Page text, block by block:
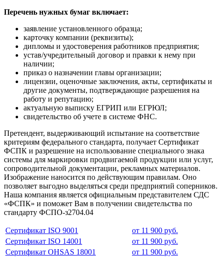
Перечень нужных бумаг включает:
заявление установленного образца;
карточку компании (реквизиты);
дипломы и удостоверения работников предприятия;
устав/учредительный договор и правки к нему при
наличии;
приказ о назначении главы организации;
лицензии, оценочные заключения, акты, сертификаты и
другие документы, подтверждающие разрешения на
работу и репутацию;
актуальную выписку ЕГРИП или ЕГРЮЛ;
свидетельство об учете в системе ФНС.
Претендент, выдерживающий испытание на соответствие
критериям федерального стандарта, получает Сертификат
ФСПК и разрешение на использование специального знака
системы для маркировки продвигаемой продукции или услуг,
сопроводительной документации, рекламных материалов.
Изображение наносится по действующим правилам. Оно
позволяет выгодно выделяться среди предприятий соперников.
Наша компания является официальным представителем СДС
«ФСПК» и поможет Вам в получении свидетельства по
стандарту ФСПО-з2704.04
Сертификат ISO 9001
от 11 900 руб.
Сертификат ISO 14001
от 11 900 руб.
Сертификат OHSAS 18001
от 11 900 руб.